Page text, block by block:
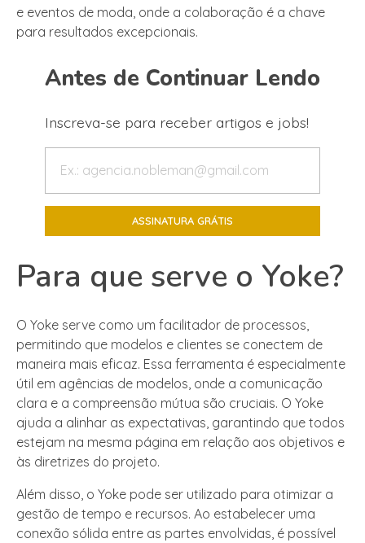
e eventos de moda, onde a colaboração é a chave
para resultados excepcionais.
Antes de Continuar Lendo
Inscreva-se para receber artigos e jobs!
Para que serve o Yoke?
O Yoke serve como um facilitador de processos,
permitindo que modelos e clientes se conectem de
maneira mais eficaz. Essa ferramenta é especialmente
útil em agências de modelos, onde a comunicação
clara e a compreensão mútua são cruciais. O Yoke
ajuda a alinhar as expectativas, garantindo que todos
estejam na mesma página em relação aos objetivos e
às diretrizes do projeto.
Além disso, o Yoke pode ser utilizado para otimizar a
gestão de tempo e recursos. Ao estabelecer uma
conexão sólida entre as partes envolvidas, é possível